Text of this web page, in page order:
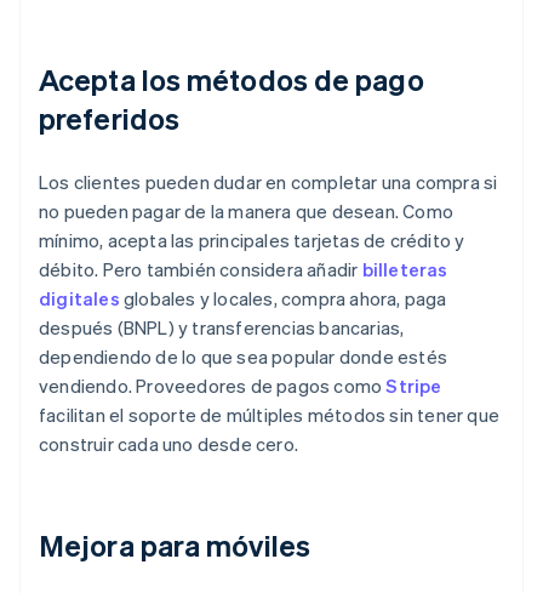
Acepta los métodos de pago
preferidos
Los clientes pueden dudar en completar una compra si
no pueden pagar de la manera que desean. Como
mínimo, acepta las principales tarjetas de crédito y
débito. Pero también considera añadir billeteras
digitales globales y locales, compra ahora, paga
después (BNPL) y transferencias bancarias,
dependiendo de lo que sea popular donde estés
vendiendo. Proveedores de pagos comoStripe
facilitan el soporte de múltiples métodos sin tener que
construir cada uno desde cero.
Mejora para móviles